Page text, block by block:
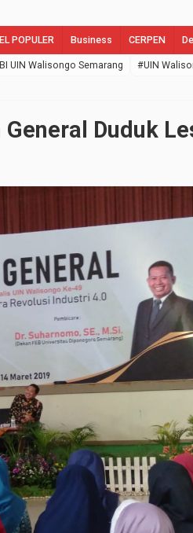
POPULER Business CERPEN
UIN Walisongo Semarang #UIN
Duduk